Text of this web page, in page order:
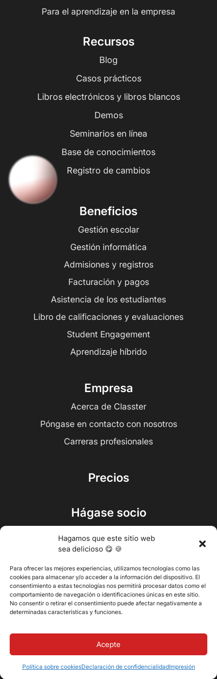
Hagamos que este sitio web
sea delicioso 😋 🍪
Para ofrecer las mejores experiencias, utilizamos tecnologías como las
cookies para almacenar y/o acceder a la información del dispositivo. El
consentimiento a estas tecnologías nos permitirá procesar datos como el
comportamiento de navegación o identificaciones únicas en este sitio.
No consentir o retirar el consentimiento puede afectar negativamente a
determinadas características y funciones.
Acepte
Política sobre cookiesDeclaración de confidencialidadImpresión
Para el aprendizaje en la empresa
Recursos
Blog
Casos prácticos
Libros electrónicos y libros blancos
Demos
Seminarios en línea
Base de conocimientos
Registro de cambios
Beneficios
Gestión escolar
Gestión informática
Admisiones y registros
Facturación y pagos
Asistencia de los estudiantes
Libro de calificaciones y evaluaciones
Student Engagement
Aprendizaje híbrido
Empresa
Acerca de Classter
Póngase en contacto con nosotros
Carreras profesionales
Precios
Hágase socio
su bandeja de entrada cada
dos semanas